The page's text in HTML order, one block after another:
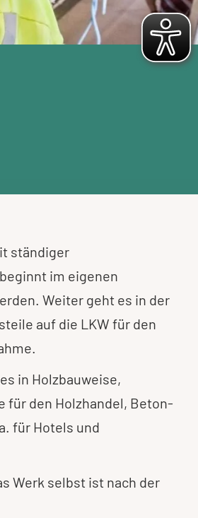
ständiger
im eigenen
Weiter geht es in der
auf die LKW für den
in Holzbauweise,
für den Holzhandel, Beton-
für Hotels und
Werk selbst ist nach der